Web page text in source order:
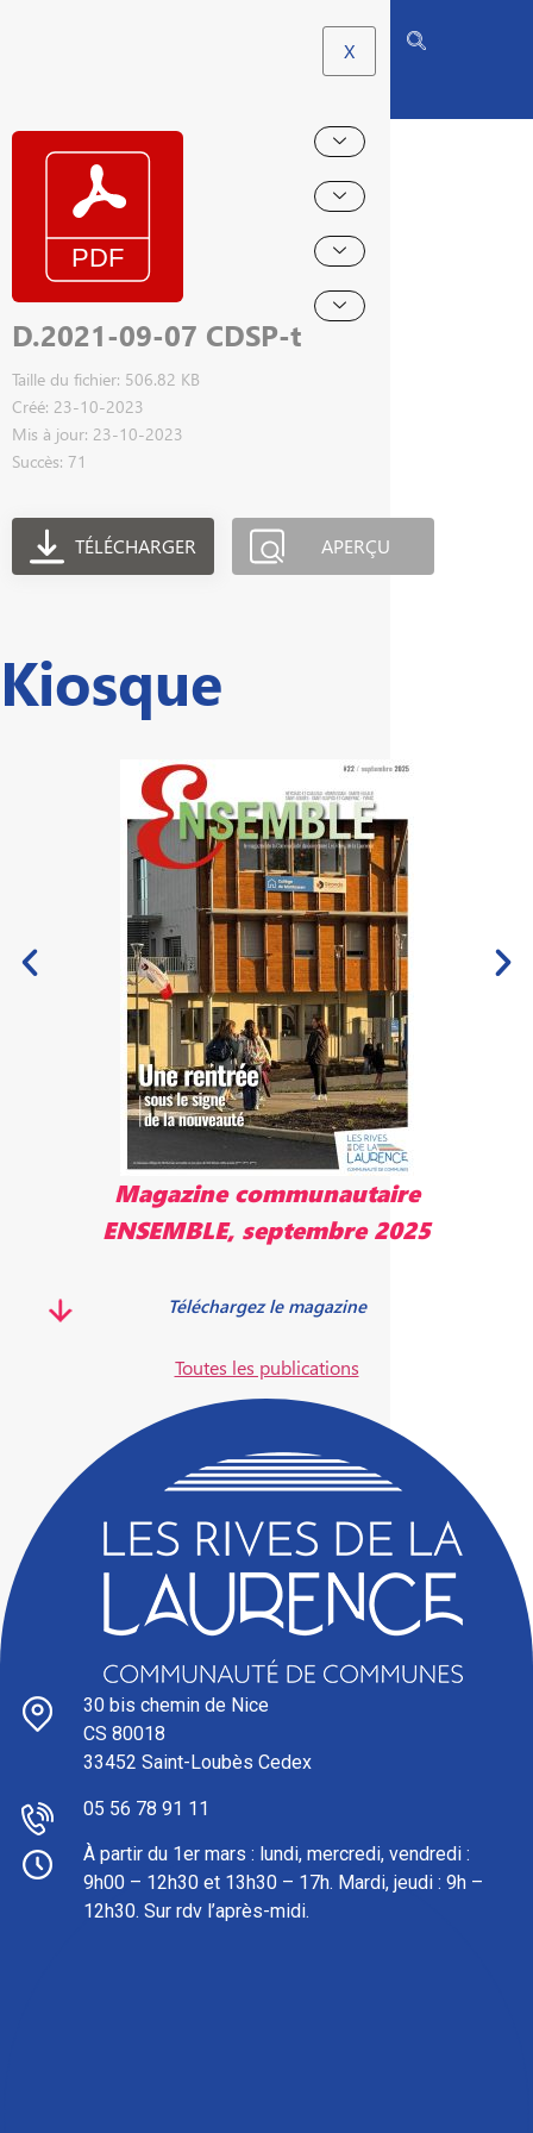
X
D.2021-09-07 CDSP-t
Taille du fichier: 506.82 KB
Créé: 23-10-2023
Mis à jour: 23-10-2023
Succès: 71
TÉLÉCHARGER APERÇU
30 bis chemin de Nice
CS 80018
33452 Saint-Loubès Cedex
05 56 78 91 11
À partir du 1er mars : l undi, mercredi, vendredi :
9h00 – 12h30 et 13h30 – 17h. Mardi, jeudi : 9h –
12h30. Sur rdv l’après-midi.
Kiosque
Magazine communautaire
ENSEMBLE, septembre 2025
Téléchargez le magazine
Toutes les publications